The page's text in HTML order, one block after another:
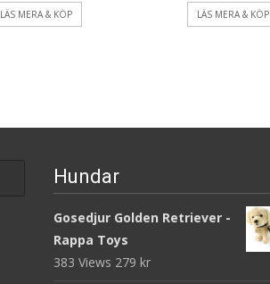
LÄS MERA & KÖP LÄS MERA & KÖP
Hundar
Gosedjur Golden Retriever -
Rappa Toys
383 Views 279 kr